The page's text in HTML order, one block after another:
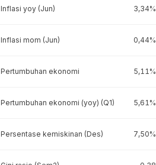
Inflasi yoy (Jun) 3,34%
Inflasi mom (Jun) 0,44%
Pertumbuhan ekonomi 5,11%
Pertumbuhan ekonomi (yoy) (Q1) 5,61%
Persentase kemiskinan (Des) 7,50%